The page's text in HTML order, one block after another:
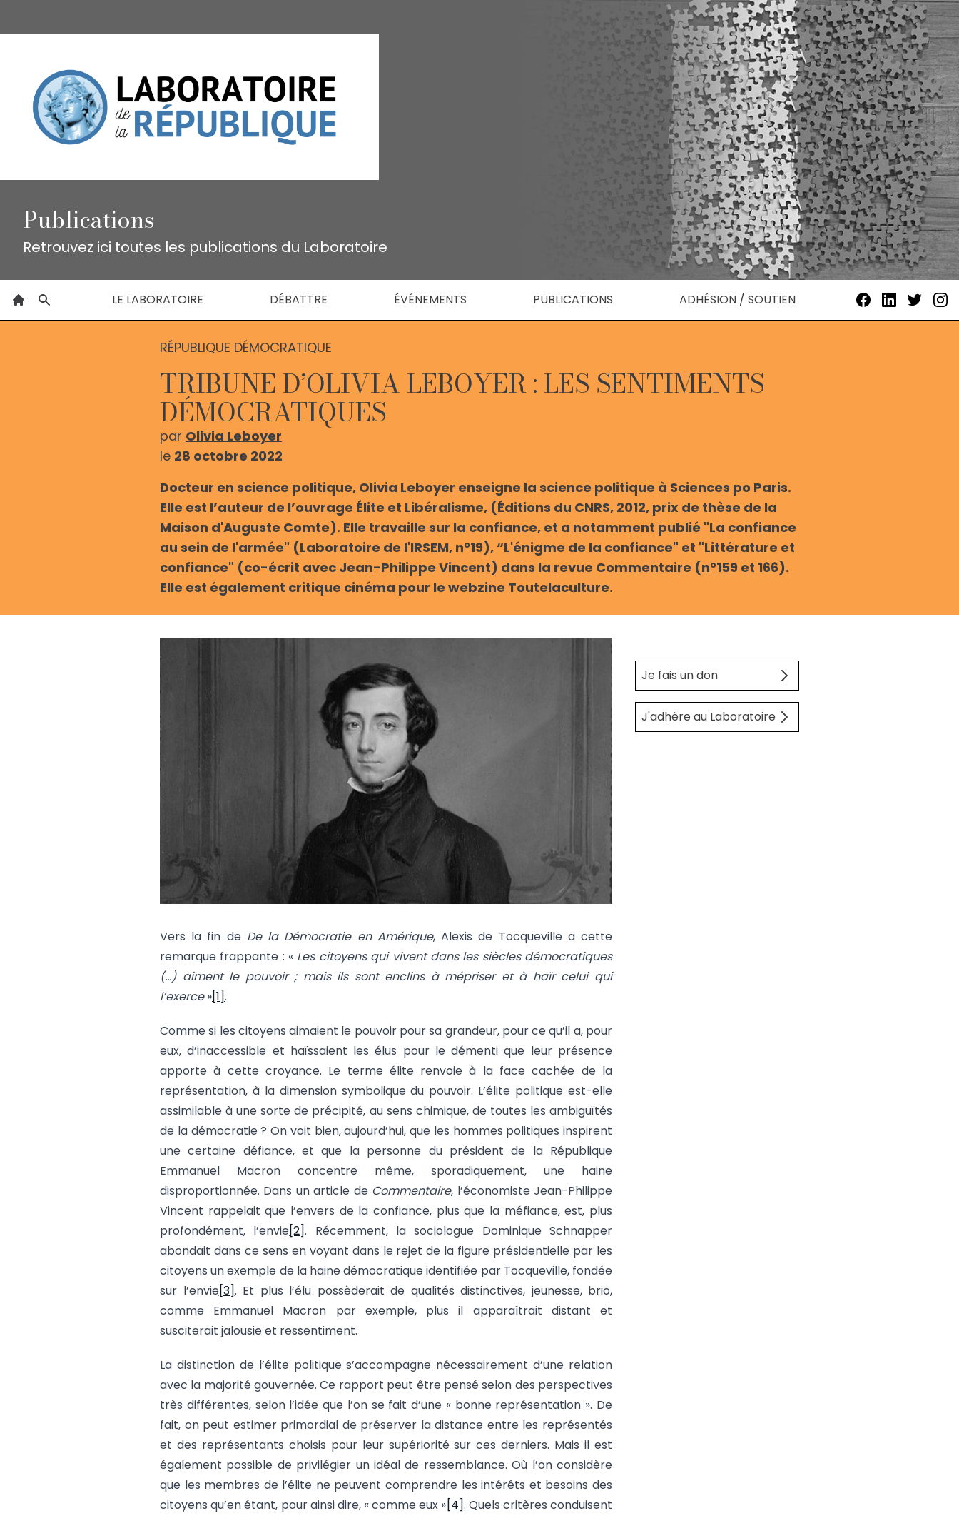
Publications
Retrouvez ici toutes les publications du Laboratoire
LE LABORATOIRE DÉBATTRE ÉVÉNEMENTS PUBLICATIONS ADHÉSION / SOUTIEN
RÉPUBLIQUE DÉMOCRATIQUE
TRIBUNE D’OLIVIA LEBOYER : LES SENTIMENTS
DÉMOCRATIQUES
par Olivia Leboyer
le 28 octobre 2022
Docteur en science politique, Olivia Leboyer enseigne la science politique à Sciences po Paris.
Elle est l’auteur de l’ouvrage Élite et Libéralisme, (Éditions du CNRS, 2012, prix de thèse de la
Maison d'Auguste Comte). Elle travaille sur la confiance, et a notamment publié "La confiance
au sein de l'armée" (Laboratoire de l'IRSEM, n°19), “L'énigme de la confiance" et "Littérature et
confiance" (co-écrit avec Jean-Philippe Vincent) dans la revue Commentaire (n°159 et 166).
Elle est également critique cinéma pour le webzine Toutelaculture.
Vers la fin de De la Démocratie en Amérique, Alexis de Tocqueville a cette
remarque frappante : « Les citoyens qui vivent dans les siècles démocratiques
(…) aiment le pouvoir ; mais ils sont enclins à mépriser et à haïr celui qui
l’exerce»[1].
Comme si les citoyens aimaient le pouvoir pour sa grandeur, pour ce qu’il a, pour
eux, d’inaccessible et haïssaient les élus pour le démenti que leur présence
apporte à cette croyance. Le terme élite renvoie à la face cachée de la
représentation, à la dimension symbolique du pouvoir. L’élite politique est-elle
assimilable à une sorte de précipité, au sens chimique, de toutes les ambiguïtés
de la démocratie ? On voit bien, aujourd’hui, que les hommes politiques inspirent
une certaine défiance, et que la personne du président de la République
Emmanuel Macron concentre même, sporadiquement, une haine
disproportionnée. Dans un article de Commentaire, l’économiste Jean-Philippe
Vincent rappelait que l’envers de la confiance, plus que la méfiance, est, plus
profondément, l’envie[2]. Récemment, la sociologue Dominique Schnapper
abondait dans ce sens en voyant dans le rejet de la figure présidentielle par les
citoyens un exemple de la haine démocratique identifiée par Tocqueville, fondée
sur l’envie[3]. Et plus l’élu possèderait de qualités distinctives, jeunesse, brio,
comme Emmanuel Macron par exemple, plus il apparaîtrait distant et
susciterait jalousie et ressentiment.
La distinction de l’élite politique s’accompagne nécessairement d’une relation
avec la majorité gouvernée. Ce rapport peut être pensé selon des perspectives
très différentes, selon l’idée que l’on se fait d’une « bonne représentation ». De
fait, on peut estimer primordial de préserver la distance entre les représentés
et des représentants choisis pour leur supériorité sur ces derniers. Mais il est
également possible de privilégier un idéal de ressemblance. Où l’on considère
que les membres de l’élite ne peuvent comprendre les intérêts et besoins des
citoyens qu’en étant, pour ainsi dire, « comme eux »[4]. Quels critères conduisent
Je fais un don
J'adhère au Laboratoire